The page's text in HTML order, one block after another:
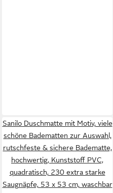
Sanilo Duschmatte mit Motiv, viele
schöne Badematten zur Auswahl,
rutschfeste & sichere Badematte,
hochwertig, Kunststoff PVC,
quadratisch, 230 extra starke
Saugnäpfe, 53 x 53 cm, waschbar